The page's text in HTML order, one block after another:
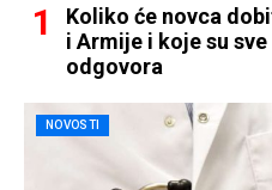
Koliko će novca
i Armije i koje su
odgovora
NOVOSTI